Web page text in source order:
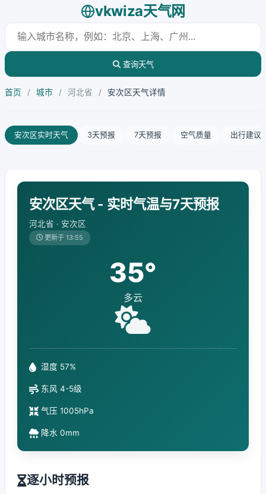
vkwiza天气网
查询天气
首页 / 城市 / 河北省 / 安次区天气详情
安次区实时天气 3天预报 7天预报 空气质量 出行建议
安次区天气 - 实时气温与7天预报
河北省 · 安次区
更新于 13:55
35°
多云
湿度 57%
东风 4-5级
气压 1005hPa
降水 0mm
逐小时预报